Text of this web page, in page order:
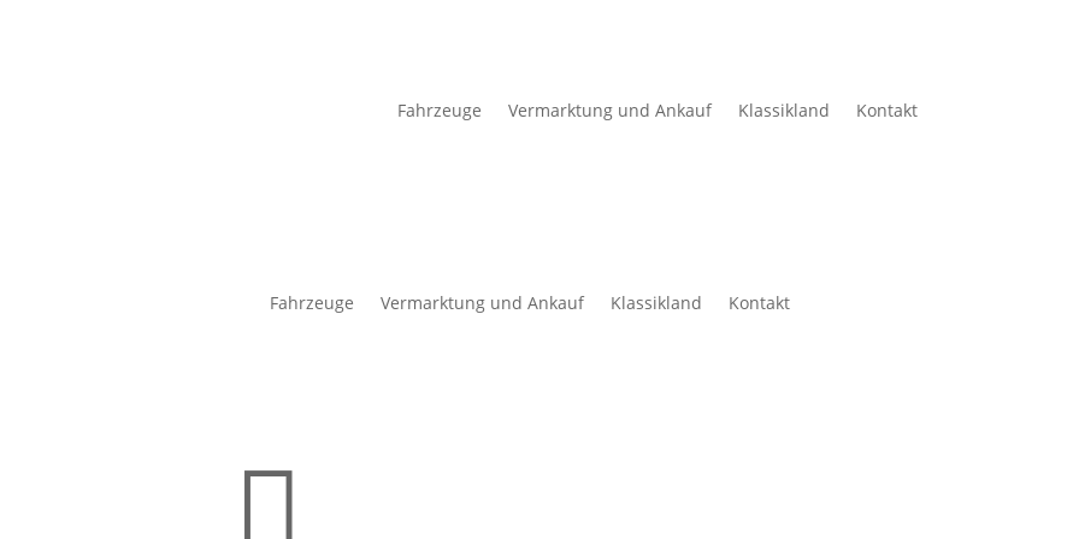
Fahrzeuge Vermarktung und Ankauf Klassikland Kontakt
Fahrzeuge Vermarktung und Ankauf Klassikland Kontakt